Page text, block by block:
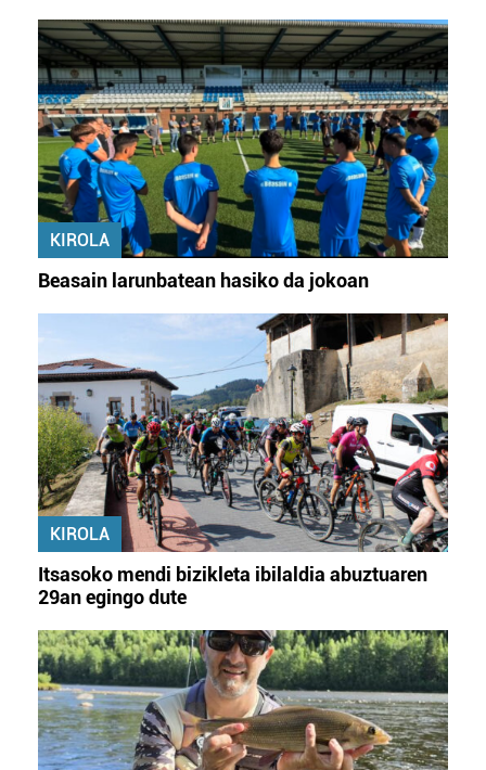
KIROLA
Beasain larunbatean hasiko da jokoan
KIROLA
Itsasoko mendi bizikleta ibilaldia abuztuaren
29an egingo dute